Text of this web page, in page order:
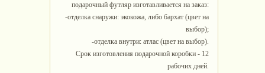
подарочный футляр изготавливается на заказ:
-отделка снаружи: экокожа, либо бархат (цвет на
выбор);
-отделка внутри: атлас (цвет на выбор).
Срок изготовления подарочной коробки - 12
рабочих дней.